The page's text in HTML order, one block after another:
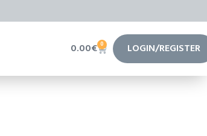
0.00€ 0 LOGIN/REGISTER